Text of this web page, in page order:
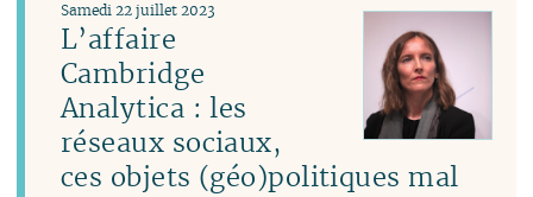
L’affaire
Cambridge
Analytica : les
réseaux sociaux,
ces objets (géo)politiques mal
Samedi 22 juillet 2023